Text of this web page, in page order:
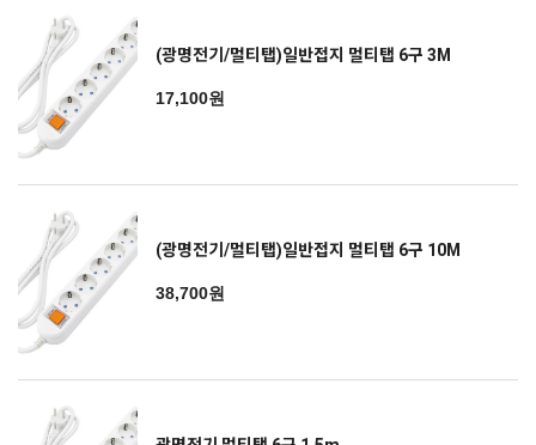
(광명전기/멀티탭)일반접지 멀티탭 6구 3M
17,100원
(광명전기/멀티탭)일반접지 멀티탭 6구 10M
38,700원